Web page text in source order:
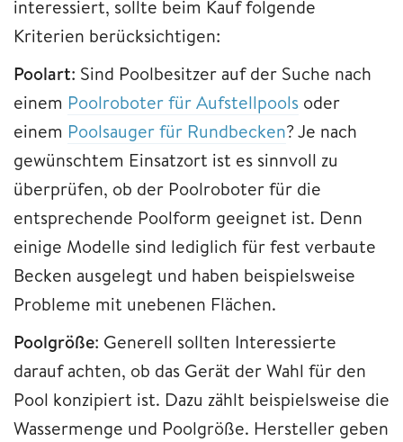
interessiert, sollte beim Kauf folgende
Kriterien berücksichtigen:
Poolart: Sind Poolbesitzer auf der Suche nach
einem Poolroboter für Aufstellpools oder
einem Poolsauger für Rundbecken? Je nach
gewünschtem Einsatzort ist es sinnvoll zu
überprüfen, ob der Poolroboter für die
entsprechende Poolform geeignet ist. Denn
einige Modelle sind lediglich für fest verbaute
Becken ausgelegt und haben beispielsweise
Probleme mit unebenen Flächen.
Poolgröße: Generell sollten Interessierte
darauf achten, ob das Gerät der Wahl für den
Pool konzipiert ist. Dazu zählt beispielsweise die
Wassermenge und Poolgröße. Hersteller geben